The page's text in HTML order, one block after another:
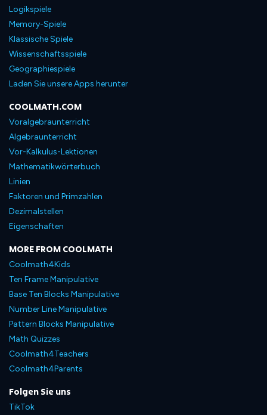
Logikspiele
Memory-Spiele
Klassische Spiele
Wissenschaftsspiele
Geographiespiele
Laden Sie unsere Apps herunter
COOLMATH.COM
Voralgebraunterricht
Algebraunterricht
Vor-Kalkulus-Lektionen
Mathematikwörterbuch
Linien
Faktoren und Primzahlen
Dezimalstellen
Eigenschaften
MORE FROM COOLMATH
Coolmath4Kids
Ten Frame Manipulative
Base Ten Blocks Manipulative
Number Line Manipulative
Pattern Blocks Manipulative
Math Quizzes
Coolmath4Teachers
Coolmath4Parents
Folgen Sie uns
TikTok